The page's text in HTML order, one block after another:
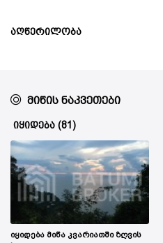
აღწერილობა
მიწის ნაკვეთები
იყიდება მიწა კვარიათში ზღვის